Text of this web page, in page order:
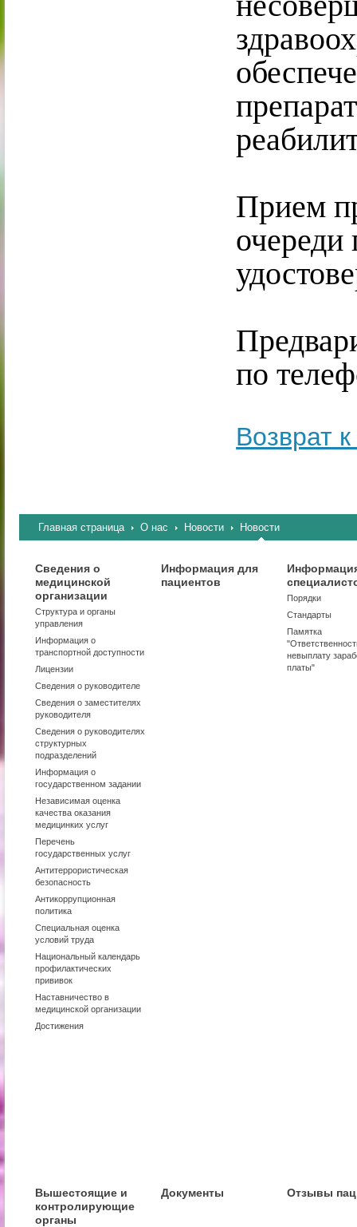
Прием
очереди
по
Возврат к
Главная страница О нас Новости Новости
Сведения о
медицинской
организации
Структура и органы
управления
Информация о
транспортной доступности
Лицензии
Сведения о руководителе
Сведения о заместителях
руководителя
Сведения о руководителях
структурных
подразделений
Информация о
государственном задании
Независимая оценка
качества оказания
медицинких услуг
Перечень
государственных услуг
Антитеррористическая
безопасность
Антикоррупционная
политика
Специальная оценка
условий труда
Национальный календарь
профилактических
прививок
Наставничество в
медицинской организации
Достижения
Информация для
пациентов
Порядки
Стандарты
Памятка
невыплату
платы"
Вышестоящие и
контролирующие
органы
Документы Отзывы